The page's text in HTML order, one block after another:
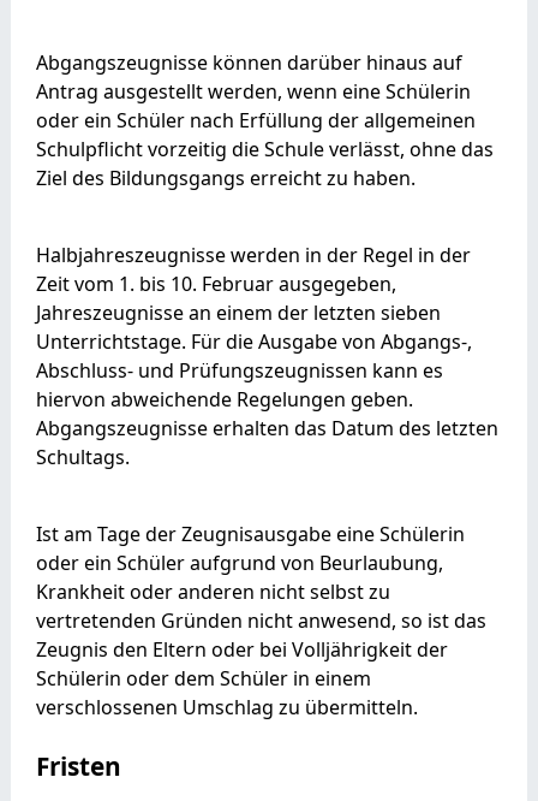
Abgangszeugnisse können darüber hinaus auf
Antrag ausgestellt werden, wenn eine Schülerin
oder ein Schüler nach Erfüllung der allgemeinen
Schulpflicht vorzeitig die Schule verlässt, ohne das
Ziel des Bildungsgangs erreicht zu haben.
Halbjahreszeugnisse werden in der Regel in der
Zeit vom 1. bis 10. Februar ausgegeben,
Jahreszeugnisse an einem der letzten sieben
Unterrichtstage. Für die Ausgabe von Abgangs-,
Abschluss- und Prüfungszeugnissen kann es
hiervon abweichende Regelungen geben.
Abgangszeugnisse erhalten das Datum des letzten
Schultags.
Ist am Tage der Zeugnisausgabe eine Schülerin
oder ein Schüler aufgrund von Beurlaubung,
Krankheit oder anderen nicht selbst zu
vertretenden Gründen nicht anwesend, so ist das
Zeugnis den Eltern oder bei Volljährigkeit der
Schülerin oder dem Schüler in einem
verschlossenen Umschlag zu übermitteln.
Fristen